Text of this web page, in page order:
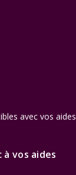
avec vos aides
vos aides